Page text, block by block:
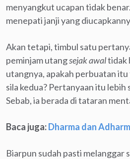
menyangkut ucapan tidak
menepati janji yang
Akan tetapi, timbul satu
peminjam utangsejak awaltidak
utangnya, apakah perbuatan
sila kedua? Pertanyaan itu lebih
Sebab, ia berada di tataran
Baca juga:Dharma dan
Biarpun sudah pasti melanggar